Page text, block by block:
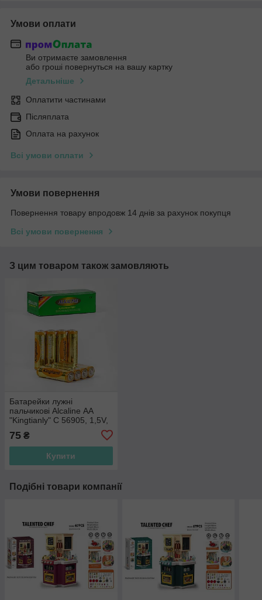
Умови оплати
Ви отримаєте замовлення
або гроші повернуться на вашу картку
Детальніше
Оплатити частинами
Післяплата
Оплата на рахунок
Всі умови оплати
Умови повернення
Повернення товару впродовж 14 днів за рахунок покупця
Всі умови повернення
З цим товаром також замовляють
Батарейки лужні
пальчикові Alcaline АА
"Kingtianly" C 56905, 1,5V,
75 ₴
Купити
Подібні товари компанії